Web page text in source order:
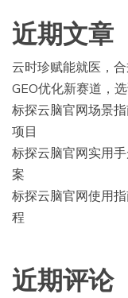
近期文章
云时珍赋能就医，
GEO优化新赛道，
标探云脑官网场景
项目
标探云脑官网实用
案
标探云脑官网使用
程
近期评论